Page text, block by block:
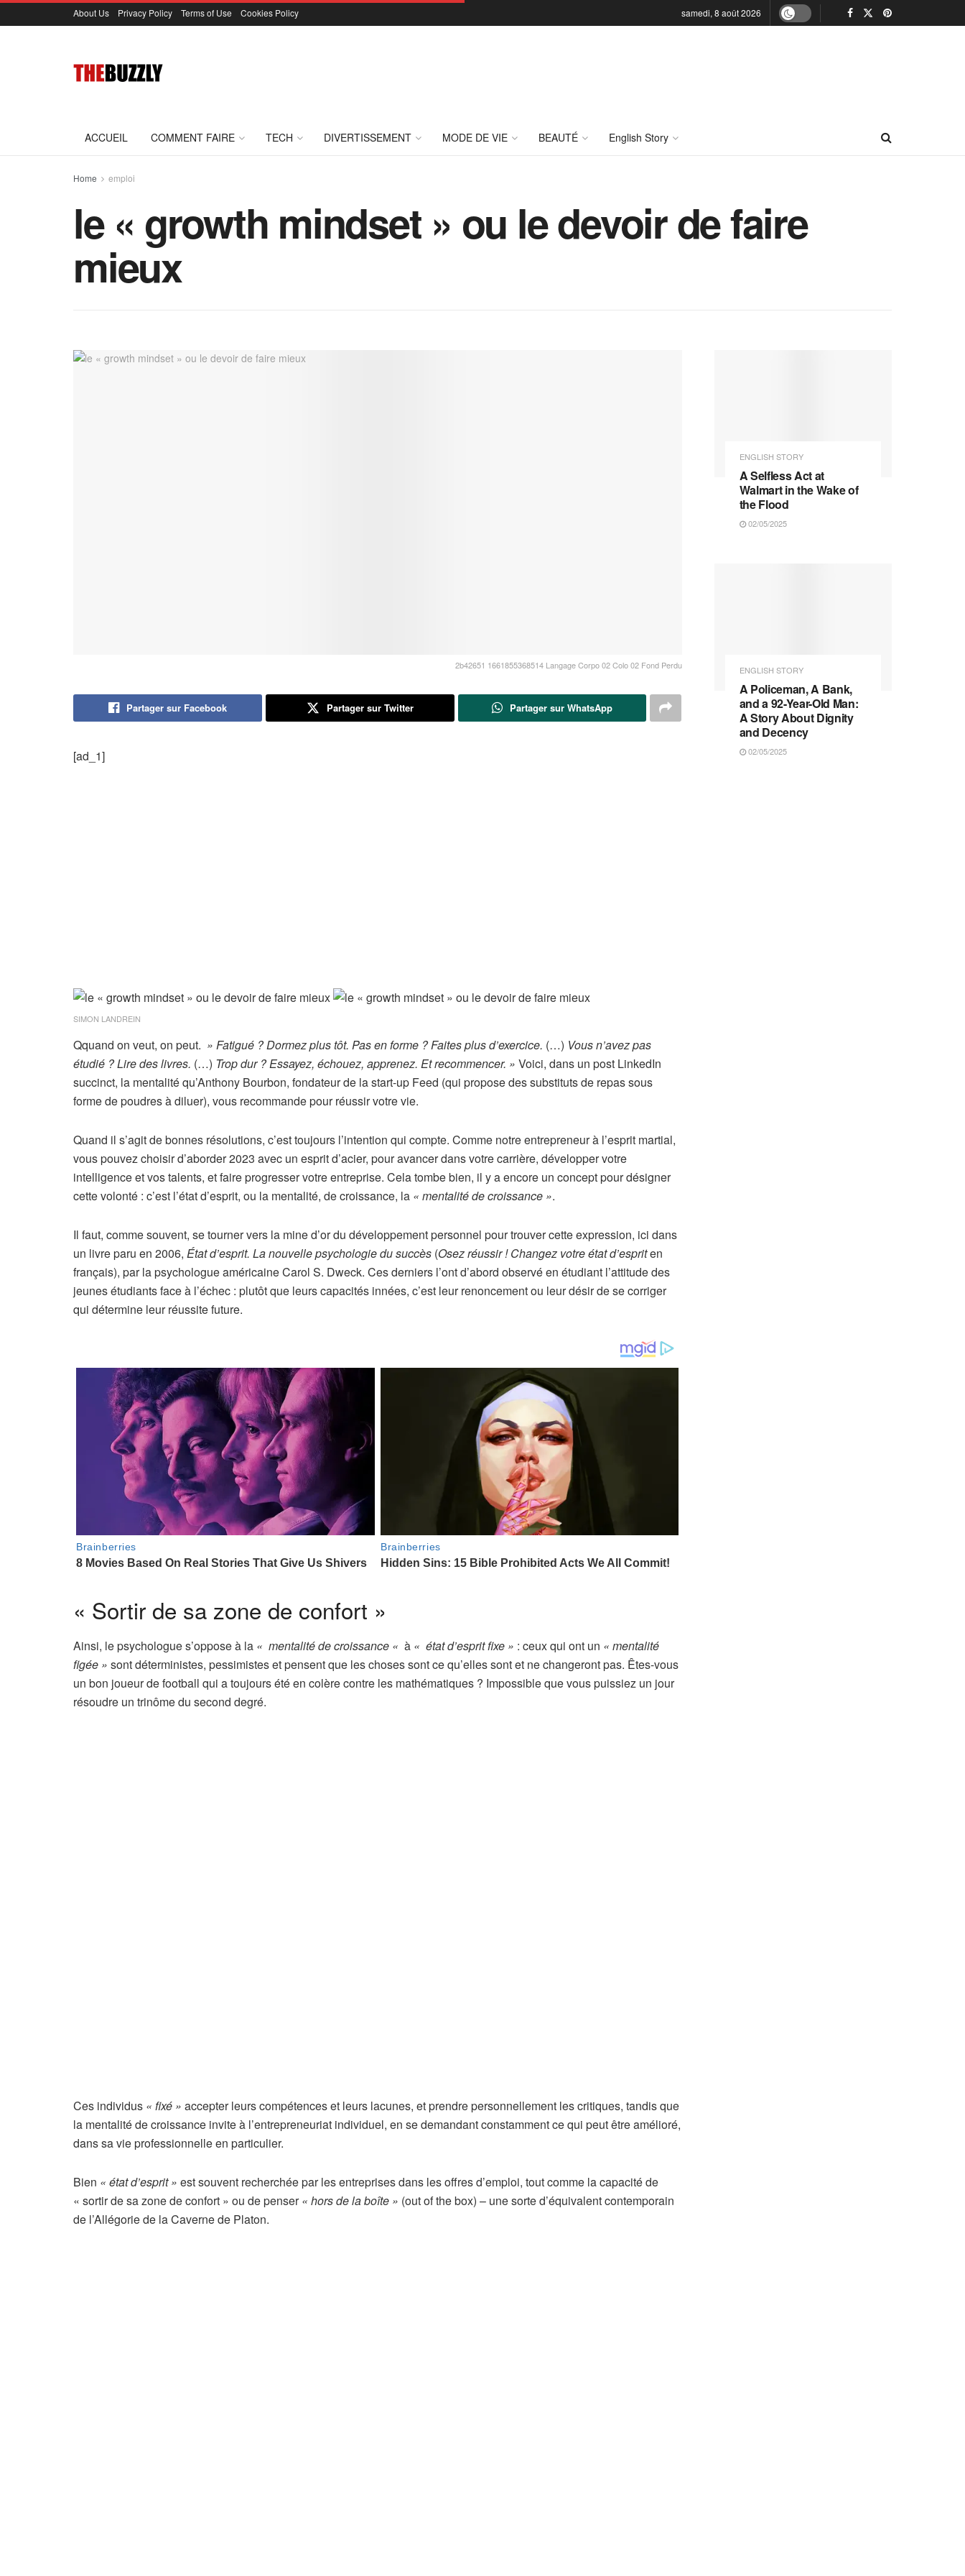
About Us Privacy Policy Terms of Use Cookies Policy samedi, 8 août 2026
ACCUEIL COMMENT FAIRE TECH DIVERTISSEMENT MODE DE VIE BEAUTÉ English Story
Home emploi
le « growth mindset » ou le devoir de faire
mieux
2b42651 1661855368514 Langage Corpo 02 Colo 02 Fond Perdu
Partager sur Facebook Partager sur Twitter Partager sur WhatsApp
[ad_1]
SIMON LANDREIN
Qquand on veut, on peut. » Fatigué ? Dormez plus tôt. Pas en forme ? Faites plus d’exercice. (…) Vous n’avez pas
étudié ? Lire des livres. (…) Trop dur ? Essayez, échouez, apprenez. Et recommencer. » Voici, dans un post LinkedIn
succinct, la mentalité qu’Anthony Bourbon, fondateur de la start-up Feed (qui propose des substituts de repas sous
forme de poudres à diluer), vous recommande pour réussir votre vie.
Quand il s’agit de bonnes résolutions, c’est toujours l’intention qui compte. Comme notre entrepreneur à l’esprit martial,
vous pouvez choisir d’aborder 2023 avec un esprit d’acier, pour avancer dans votre carrière, développer votre
intelligence et vos talents, et faire progresser votre entreprise. Cela tombe bien, il y a encore un concept pour désigner
cette volonté : c’est l’état d’esprit, ou la mentalité, de croissance, la « mentalité de croissance ».
Il faut, comme souvent, se tourner vers la mine d’or du développement personnel pour trouver cette expression, ici dans
un livre paru en 2006, État d’esprit. La nouvelle psychologie du succès (Osez réussir ! Changez votre état d’espriten
français), par la psychologue américaine Carol S. Dweck. Ces derniers l’ont d’abord observé en étudiant l’attitude des
jeunes étudiants face à l’échec : plutôt que leurs capacités innées, c’est leur renoncement ou leur désir de se corriger
qui détermine leur réussite future.
« Sortir de sa zone de confort »
Ainsi, le psychologue s’oppose à la « mentalité de croissance « à « état d’esprit fixe » : ceux qui ont un « mentalité
figée » sont déterministes, pessimistes et pensent que les choses sont ce qu’elles sont et ne changeront pas. Êtes-vous
un bon joueur de football qui a toujours été en colère contre les mathématiques ? Impossible que vous puissiez un jour
résoudre un trinôme du second degré.
Ces individus « fixé » accepter leurs compétences et leurs lacunes, et prendre personnellement les critiques, tandis que
la mentalité de croissance invite à l’entrepreneuriat individuel, en se demandant constamment ce qui peut être amélioré,
dans sa vie professionnelle en particulier.
Bien « état d’esprit » est souvent recherchée par les entreprises dans les offres d’emploi, tout comme la capacité de
« sortir de sa zone de confort » ou de penser« hors de la boîte » (out of the box) – une sorte d’équivalent contemporain
de l’Allégorie de la Caverne de Platon.
ENGLISH STORY
A Selfless Act at
Walmart in the Wake of
the Flood
02/05/2025
ENGLISH STORY
A Policeman, A Bank,
and a 92-Year-Old Man:
A Story About Dignity
and Decency
02/05/2025